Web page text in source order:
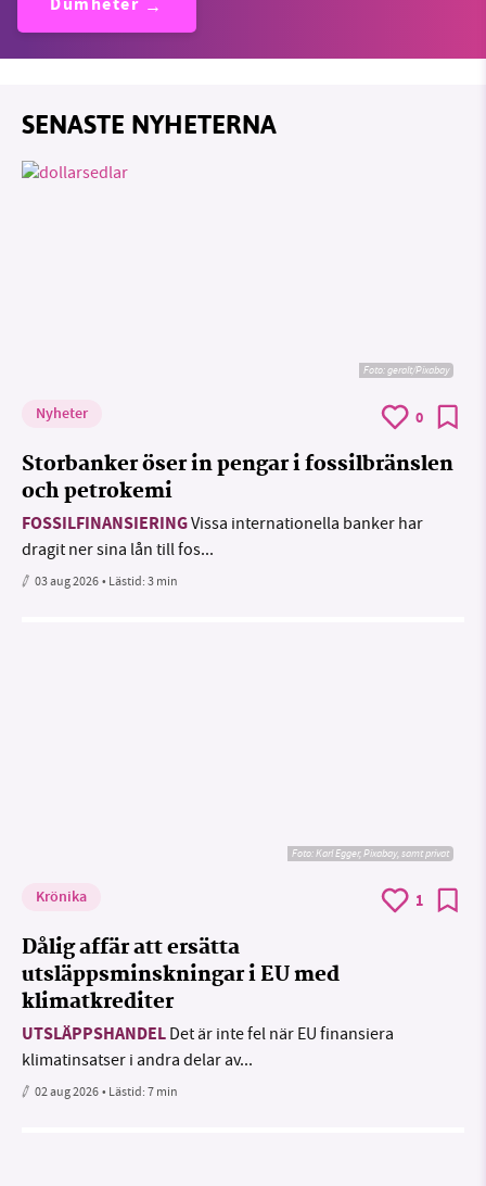
Dumheter
SENASTE NYHETERNA
Foto:geralt/Pixabay
Nyheter 0
Storbanker öser in pengar i fossilbränslen
och petrokemi
FOSSILFINANSIERINGVissa internationella banker har
dragit ner sina lån till fos...
03 aug 2026• Lästid:3 min
Foto:Karl Egger, Pixabay, samt privat
Krönika 1
Dålig affär att ersätta
utsläppsminskningar i EU med
klimatkrediter
UTSLÄPPSHANDEL Det är inte fel när EU finansiera
klimatinsatser i andra delar av...
02 aug 2026• Lästid:7 min